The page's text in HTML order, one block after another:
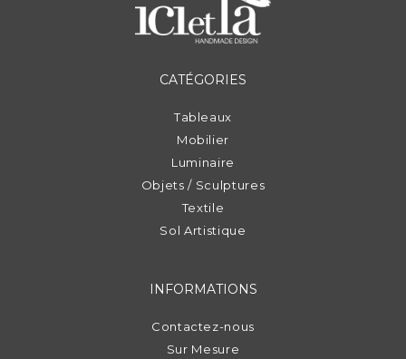
CATÉGORIES
Tableaux
Mobilier
Luminaire
Objets / Sculptures
Textile
Sol Artistique
INFORMATIONS
Contactez-nous
Sur Mesure